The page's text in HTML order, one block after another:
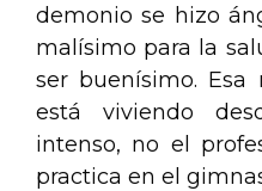
demonio se hizo
malísimo para la
ser buenísimo. Esa
está viviendo
intenso, no el
practica en el